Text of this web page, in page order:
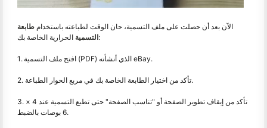
الآن بعد أن حصلت على ملف التسمية، حان الوقت لطباعته باستخدام طابعة
التسميةالحرارية الخاصة بك:
1. افتح ملف التسمية (PDF) الذي أنشأته eBay.
2. تأكد من اختيار الطابعة الخاصة بك في مربع الحوار الطباعة.
3. تأكد من إيقاف تطوير الصفحة أو "تناسب الصفحة" حتى تطبع التسمية عند 4 ×
6 بوصات بالضبط.